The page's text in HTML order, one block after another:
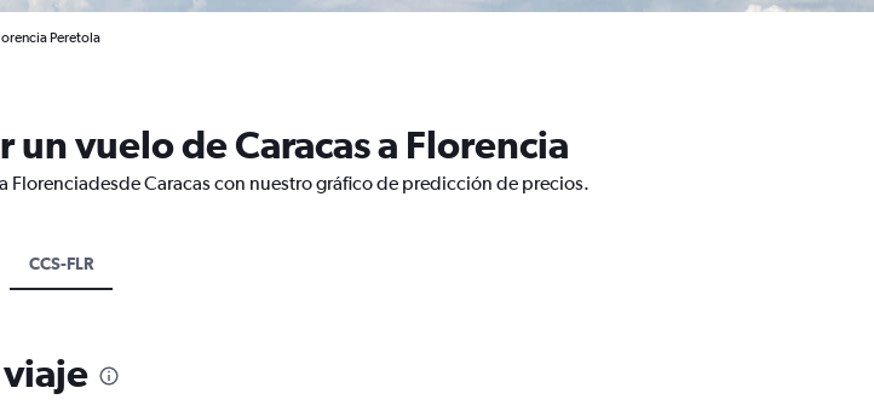
Peretola
vuelo de Caracas a Florencia
Florenciadesde Caracas con nuestro gráfico de predicción de precios.
CCS-FLR